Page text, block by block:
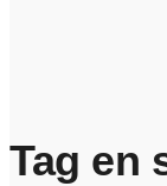
Tag en